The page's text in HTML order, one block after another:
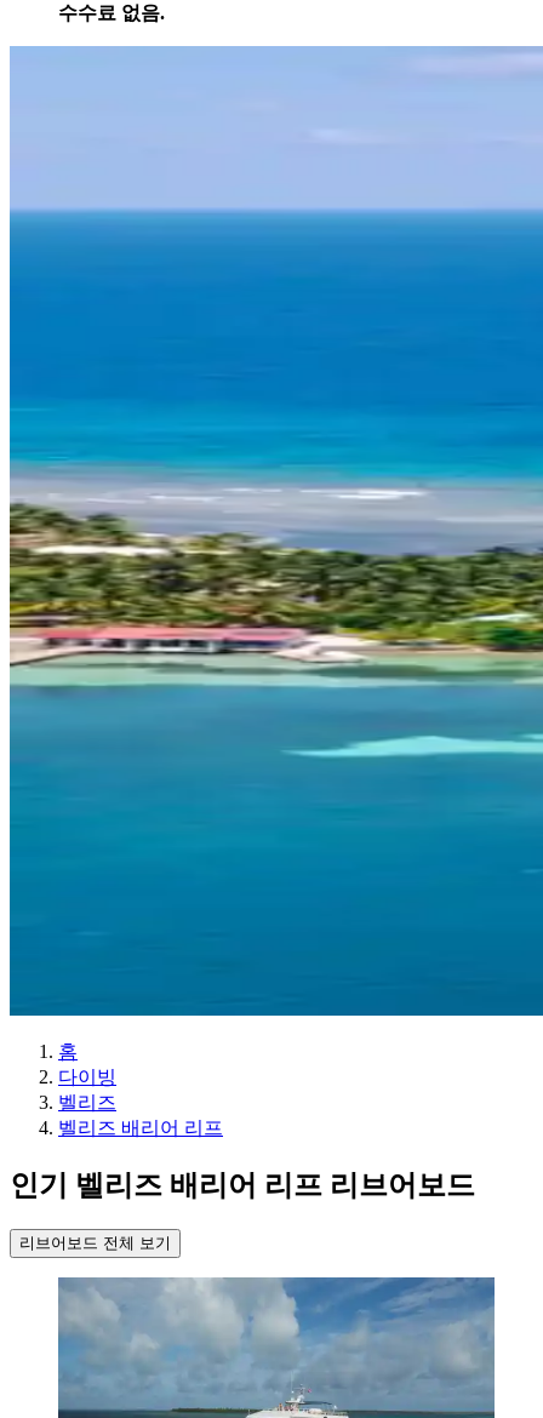
수수료 없음.
홈
다이빙
벨리즈
벨리즈 배리어 리프
인기 벨리즈 배리어 리프 리브어보드
리브어보드 전체 보기